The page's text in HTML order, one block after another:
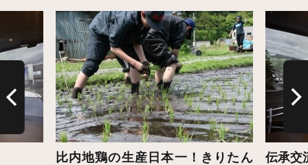
比内地鶏の生産日本一！きりたん
詳細はこちら
伝承交